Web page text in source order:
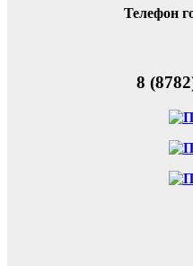
Телефон
8